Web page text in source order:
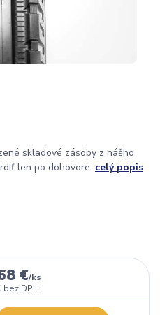
skladové zásoby z nášho
len po dohovore. celý popis
€/ks
bez DPH